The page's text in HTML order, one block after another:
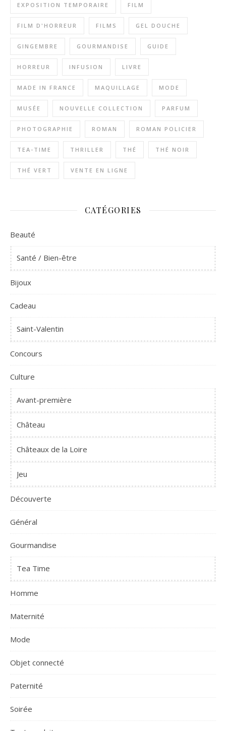
EXPOSITION TEMPORAIRE FILM
FILM D'HORREUR FILMS GEL DOUCHE
GINGEMBRE GOURMANDISE GUIDE
HORREUR INFUSION LIVRE
MADE IN FRANCE MAQUILLAGE MODE
MUSÉE NOUVELLE COLLECTION PARFUM
PHOTOGRAPHIE ROMAN ROMAN POLICIER
TEA-TIME THRILLER THÉ THÉ NOIR
THÉ VERT VENTE EN LIGNE
CATÉGORIES
Beauté
Santé / Bien-être
Bijoux
Cadeau
Saint-Valentin
Concours
Culture
Avant-première
Château
Châteaux de la Loire
Jeu
Découverte
Général
Gourmandise
Tea Time
Homme
Maternité
Mode
Objet connecté
Paternité
Soirée